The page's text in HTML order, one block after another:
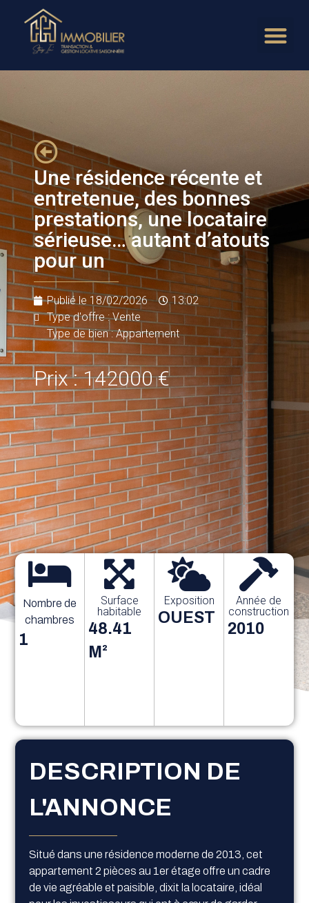
Une résidence récente et
entretenue, des bonnes
prestations, une locataire
sérieuse… autant d’atouts
pour un
Publié le 18/02/2026
13:02
Type d'offre : Vente
Type de bien : Appartement
Prix : 142000 €
Nombre de
chambres
1
Surface
habitable
48.41
M²
Exposition
OUEST
Année de
construction
2010
DESCRIPTION DE
L'ANNONCE
Situé dans une résidence moderne de 2013, cet
appartement 2 pièces au 1er étage offre un cadre
de vie agréable et paisible, dixit la locataire, idéal